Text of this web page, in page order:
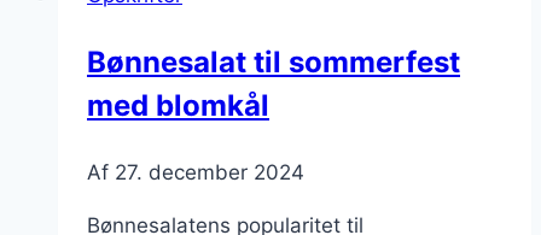
Bønnesalat til sommerfest
med blomkål
Af 27. december 2024
Bønnesalatens popularitet til